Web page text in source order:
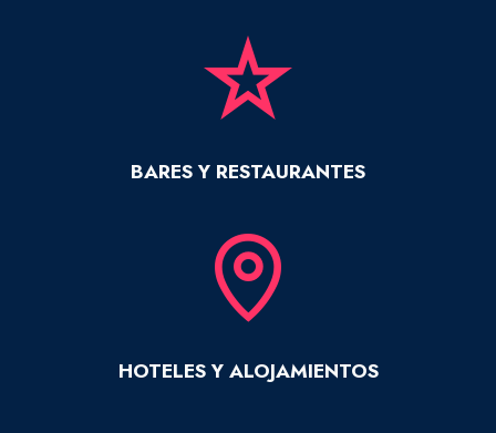
BARES Y RESTAURANTES
HOTELES Y ALOJAMIENTOS